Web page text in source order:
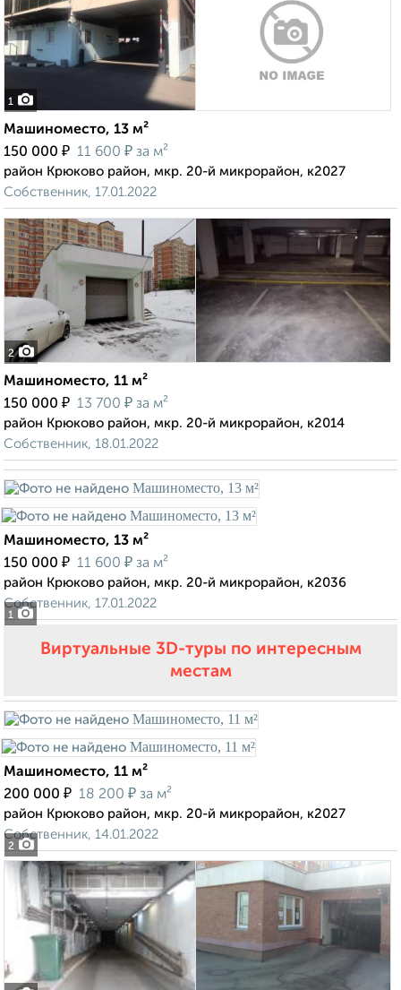
1
Машиноместо, 13 м²
150 000 ₽ 11 600 ₽ за м²
район Крюково район, мкр. 20-й микрорайон, к2027
Собственник, 17.01.2022
2
Машиноместо, 11 м²
150 000 ₽ 13 700 ₽ за м²
район Крюково район, мкр. 20-й микрорайон, к2014
Собственник, 18.01.2022
1
Машиноместо, 13 м²
150 000 ₽ 11 600 ₽ за м²
район Крюково район, мкр. 20-й микрорайон, к2036
Собственник, 17.01.2022
Виртуальные 3D-туры по интересным
местам
2
Машиноместо, 11 м²
200 000 ₽ 18 200 ₽ за м²
район Крюково район, мкр. 20-й микрорайон, к2027
Собственник, 14.01.2022